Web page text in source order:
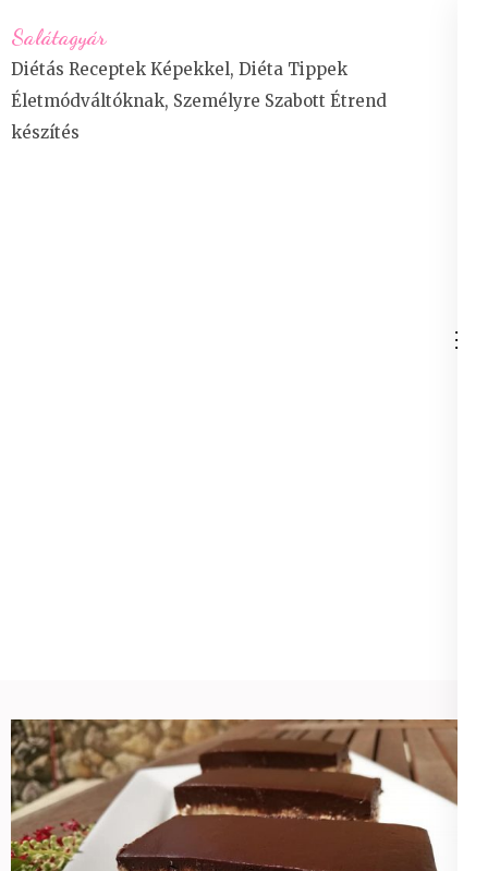
to
content
(Press
Enter)
Salátagyár
Diétás Receptek Képekkel, Diéta Tippek
Életmódváltóknak, Személyre Szabott Étrend
készítés